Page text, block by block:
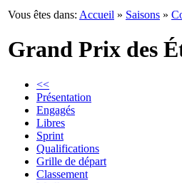
Vous êtes dans: Accueil » Saisons »
Grand Prix des
<<
Présentation
Engagés
Libres
Sprint
Qualifications
Grille de départ
Classement